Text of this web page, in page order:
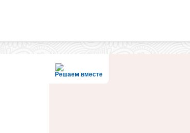
Решаем вместе